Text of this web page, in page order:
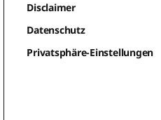
Disclaimer
Datenschutz
Privatsphäre-Einstellungen